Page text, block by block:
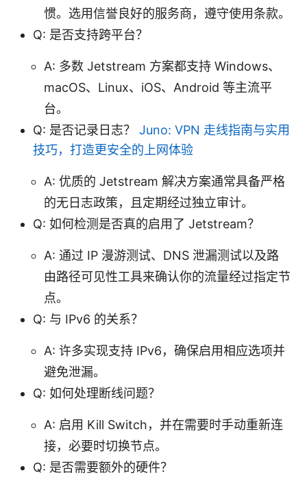
惯。选用信誉良好的服务商，遵守使用条款。
Q: 是否支持跨平台？
A: 多数 Jetstream 方案都支持 Windows、
macOS、Linux、iOS、Android 等主流平
台。
Q: 是否记录日志？ Juno: VPN 走线指南与实用
技巧，打造更安全的上网体验
A: 优质的 Jetstream 解决方案通常具备严格
的无日志政策，且定期经过独立审计。
Q: 如何检测是否真的启用了 Jetstream？
A: 通过 IP 漫游测试、DNS 泄漏测试以及路
由路径可见性工具来确认你的流量经过指定节
点。
Q: 与 IPv6 的关系？
A: 许多实现支持 IPv6，确保启用相应选项并
避免泄漏。
Q: 如何处理断线问题？
A: 启用 Kill Switch，并在需要时手动重新连
接，必要时切换节点。
Q: 是否需要额外的硬件？